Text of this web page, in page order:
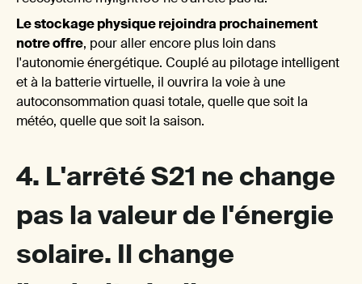
Le stockage physique rejoindra prochainement
notre offre, pour aller encore plus loin dans
l'autonomie énergétique. Couplé au pilotage intelligent
et à la batterie virtuelle, il ouvrira la voie à une
autoconsommation quasi totale, quelle que soit la
météo, quelle que soit la saison.
4. L'arrêté S21 ne change
pas la valeur de l'énergie
solaire. Il change